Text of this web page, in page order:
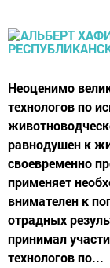
Неоценимо
технологов по
равнодушен к
своевременно
применяет
внимателен к
отрадных
принимал
технологов по...